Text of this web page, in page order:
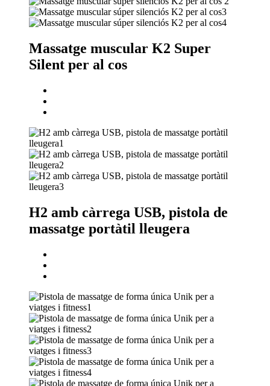
Massatge muscular K2 Super
Silent per al cos
H2 amb càrrega USB, pistola de
massatge portàtil lleugera